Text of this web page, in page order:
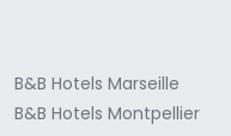
B&B Hotels Marseille
B&B Hotels Montpellier